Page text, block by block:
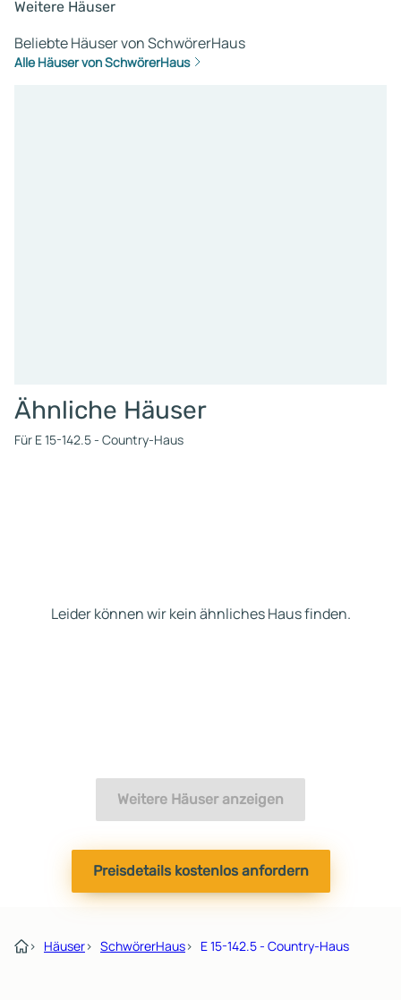
Weitere Häuser
Beliebte Häuser von SchwörerHaus
Alle Häuser von SchwörerHaus
Ähnliche Häuser
Für E 15-142.5 - Country-Haus
Leider können wir kein ähnliches Haus finden.
Weitere Häuser anzeigen
Preisdetails kostenlos anfordern
› Häuser› SchwörerHaus› E 15-142.5 - Country-Haus